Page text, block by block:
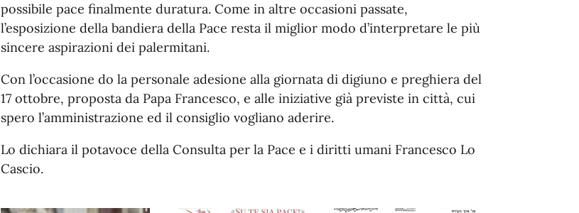
possibile pace finalmente duratura. Come in altre occasioni passate,
l’esposizione della bandiera della Pace resta il miglior modo d’interpretare le più
sincere aspirazioni dei palermitani.
Con l’occasione do la personale adesione alla giornata di digiuno e preghiera del
17 ottobre, proposta da Papa Francesco, e alle iniziative già previste in città, cui
spero l’amministrazione ed il consiglio vogliano aderire.
Lo dichiara il potavoce della Consulta per la Pace e i diritti umani Francesco Lo
Cascio.